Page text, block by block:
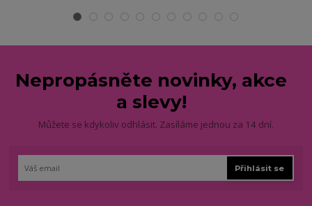
Nepropásněte novinky, akce
a slevy!
Můžete se kdykoliv odhlásit. Zasíláme jednou za 14 dní.
Přihlásit se